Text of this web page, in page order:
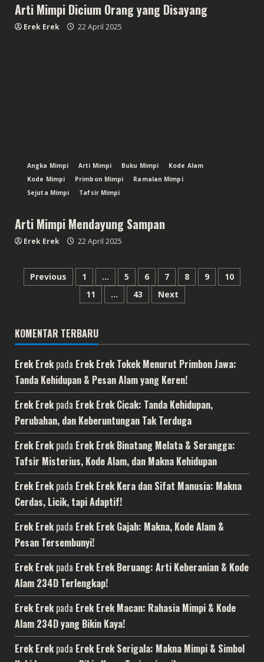
Arti Mimpi Dicium Orang yang Disayang
Erek Erek 22 April 2025
Angka Mimpi Arti Mimpi Buku Mimpi
Kode Alam
Kode Mimpi
Primbon Mimpi
Ramalan Mimpi
Sejuta Mimpi
Tafsir Mimpi
Arti Mimpi Mendayung Sampan
Erek Erek 22 April 2025
Paginasi
Previous 1 … 5 6 7 8 9
10
11
… 43 Next
KOMENTAR TERBARU
Erek Erekpada Erek Erek Tokek Menurut Primbon Jawa:
Tanda Kehidupan & Pesan Alam yang Keren!
Erek Erekpada Erek Erek Cicak: Tanda Kehidupan,
Perubahan, dan Keberuntungan Tak Terduga
Erek Erekpada Erek Erek Binatang Melata & Serangga:
Tafsir Misterius, Kode Alam, dan Makna Kehidupan
Erek Erekpada Erek Erek Kera dan Sifat Manusia: Makna
Cerdas, Licik, tapi Adaptif!
Erek Erekpada Erek Erek Gajah: Makna, Kode Alam &
Pesan Tersembunyi!
Erek Erekpada Erek Erek Beruang: Arti Keberanian & Kode
Alam 234D Terlengkap!
Erek Erekpada Erek Erek Macan: Rahasia Mimpi & Kode
Alam 234D yang Bikin Kaya!
Erek Erekpada Erek Erek Serigala: Makna Mimpi & Simbol